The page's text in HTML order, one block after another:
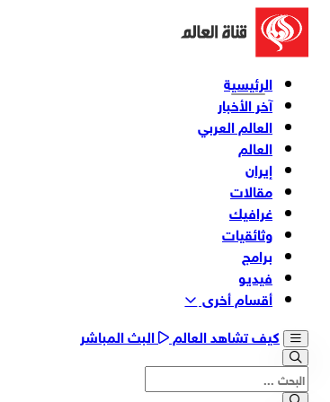
الرئيسية
آخر الأخبار
العالم العربي
العالم
إيران
مقالات
غرافيك
وثائقیات
برامج
فیدیو
أقسام أخری
كيف تشاهد العالم
البث المباشر